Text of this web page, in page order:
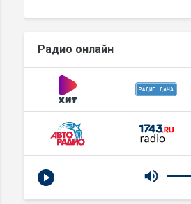
Радио онлайн